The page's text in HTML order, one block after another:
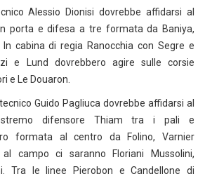
Alessio Dionisi dovrebbe affidarsi al
porta e difesa a tre formata da Baniya,
In cabina di regia Ranocchia con Segre e
e Lund dovrebbero agire sulle corsie
e Le Douaron.
Guido Pagliuca dovrebbe affidarsi al
difensore Thiam tra i pali e
formata al centro da Folino, Varnier
campo ci saranno Floriani Mussolini,
Tra le linee Pierobon e Candellone di